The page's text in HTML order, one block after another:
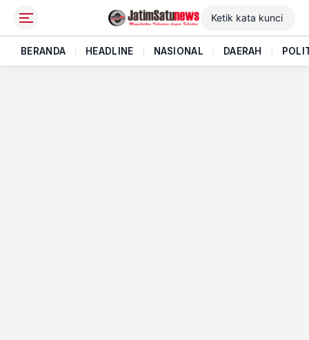
BERANDA HEADLINE NASIONAL DAERAH